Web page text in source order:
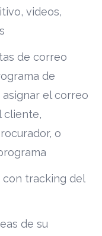
videos,
de correo
de
el correo
cliente,
o
tracking del
de su